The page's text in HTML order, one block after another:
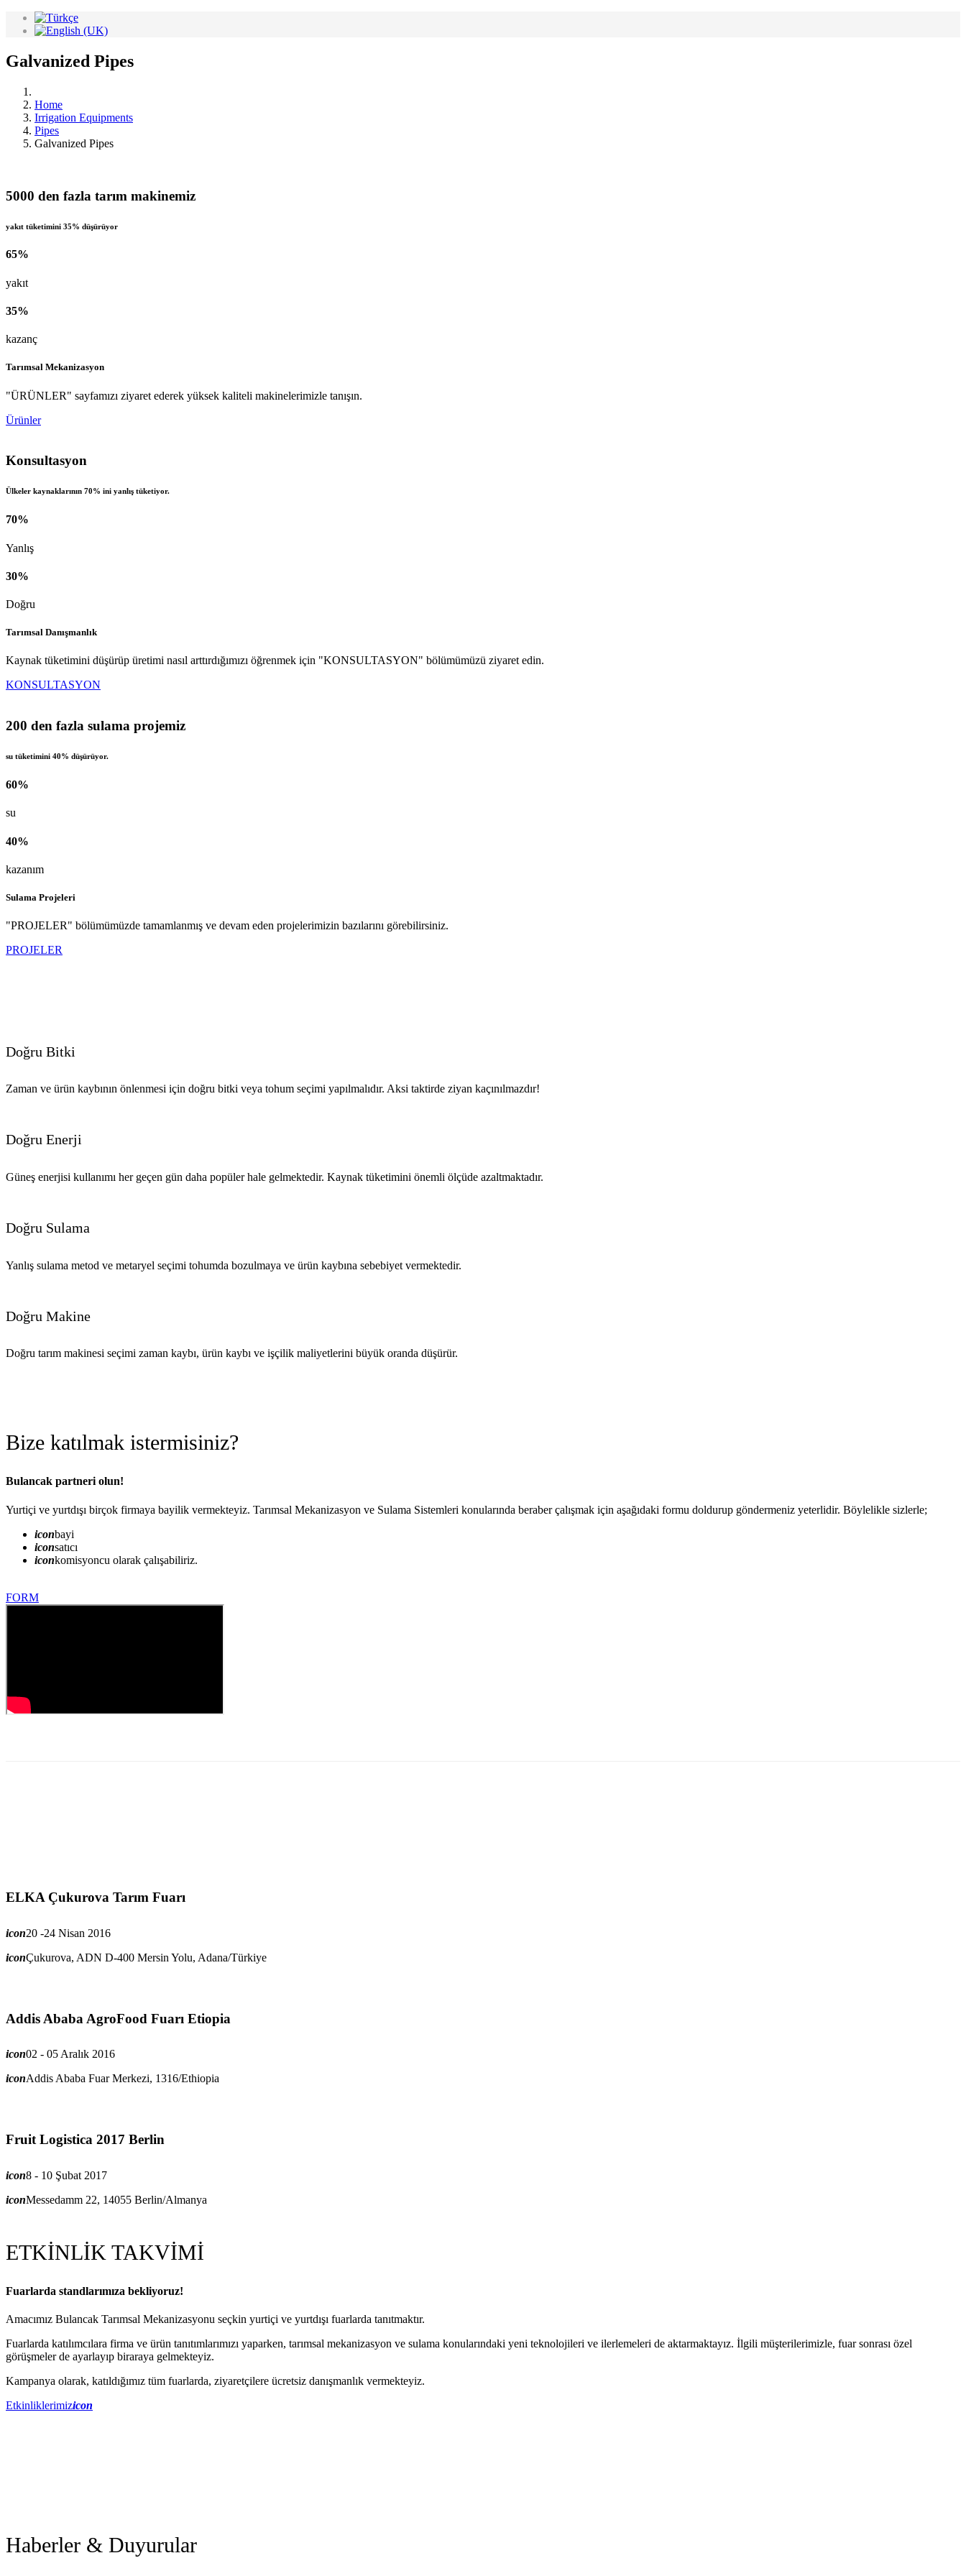
Galvanized Pipes
Home
Irrigation Equipments
Pipes
Galvanized Pipes
5000 den fazla tarım makinemiz
yakıt tüketimini 35% düşürüyor
65%
yakıt
35%
kazanç
Tarımsal Mekanizasyon
"ÜRÜNLER" sayfamızı ziyaret ederek yüksek kaliteli makinelerimizle tanışın.
Ürünler
Konsultasyon
Ülkeler kaynaklarının 70% ini yanlış tüketiyor.
70%
Yanlış
30%
Doğru
Tarımsal Danışmanlık
Kaynak tüketimini düşürüp üretimi nasıl arttırdığımızı öğrenmek için "KONSULTASYON" bölümümüzü ziyaret edin.
KONSULTASYON
200 den fazla sulama projemiz
su tüketimini 40% düşürüyor.
60%
su
40%
kazanım
Sulama Projeleri
"PROJELER" bölümümüzde tamamlanmış ve devam eden projelerimizin bazılarını görebilirsiniz.
PROJELER
Doğru Bitki
Zaman ve ürün kaybının önlenmesi için doğru bitki veya tohum seçimi yapılmalıdır. Aksi taktirde ziyan kaçınılmazdır!
Doğru Enerji
Güneş enerjisi kullanımı her geçen gün daha popüler hale gelmektedir. Kaynak tüketimini önemli ölçüde azaltmaktadır.
Doğru Sulama
Yanlış sulama metod ve metaryel seçimi tohumda bozulmaya ve ürün kaybına sebebiyet vermektedir.
Doğru Makine
Doğru tarım makinesi seçimi zaman kaybı, ürün kaybı ve işçilik maliyetlerini büyük oranda düşürür.
Bize katılmak istermisiniz?
Bulancak partneri olun!
Yurtiçi ve yurtdışı birçok firmaya bayilik vermekteyiz. Tarımsal Mekanizasyon ve Sulama Sistemleri konularında beraber çalışmak için aşağıdaki formu doldurup göndermeniz yeterlidir. Böylelikle sizlerle;
iconbayi
iconsatıcı
iconkomisyoncu olarak çalışabiliriz.
FORM
ELKA Çukurova Tarım Fuarı
icon20 -24 Nisan 2016
iconÇukurova, ADN D-400 Mersin Yolu, Adana/Türkiye
Addis Ababa AgroFood Fuarı Etiopia
icon02 - 05 Aralık 2016
iconAddis Ababa Fuar Merkezi, 1316/Ethiopia
Fruit Logistica 2017 Berlin
icon8 - 10 Şubat 2017
iconMessedamm 22, 14055 Berlin/Almanya
ETKİNLİK TAKVİMİ
Fuarlarda standlarımıza bekliyoruz!
Amacımız Bulancak Tarımsal Mekanizasyonu seçkin yurtiçi ve yurtdışı fuarlarda tanıtmaktır.
Fuarlarda katılımcılara firma ve ürün tanıtımlarımızı yaparken, tarımsal mekanizasyon ve sulama konularındaki yeni teknolojileri ve ilerlemeleri de aktarmaktayız. İlgili müşterilerimizle, fuar sonrası özel
görüşmeler de ayarlayıp biraraya gelmekteyiz.
Kampanya olarak, katıldığımız tüm fuarlarda, ziyaretçilere ücretsiz danışmanlık vermekteyiz.
Etkinliklerimizicon
Haberler & Duyurular